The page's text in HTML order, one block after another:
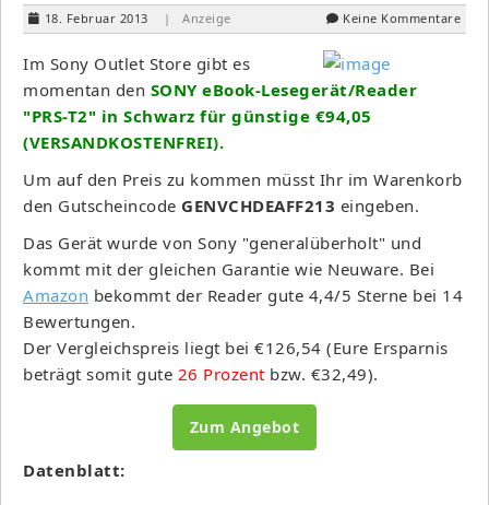
18. Februar 2013 | Anzeige Keine Kommentare
Im Sony Outlet Store gibt es
momentan den SONY eBook-Lesegerät/Reader
"PRS-T2" in Schwarz für günstige €94,05
(VERSANDKOSTENFREI).
Um auf den Preis zu kommen müsst Ihr im Warenkorb
den Gutscheincode GENVCHDEAFF213 eingeben.
Das Gerät wurde von Sony "generalüberholt" und
kommt mit der gleichen Garantie wie Neuware. Bei
Amazon bekommt der Reader gute 4,4/5 Sterne bei 14
Bewertungen.
Der Vergleichspreis liegt bei €126,54 (Eure Ersparnis
beträgt somit gute 26 Prozent bzw. €32,49).
Zum Angebot
Datenblatt: